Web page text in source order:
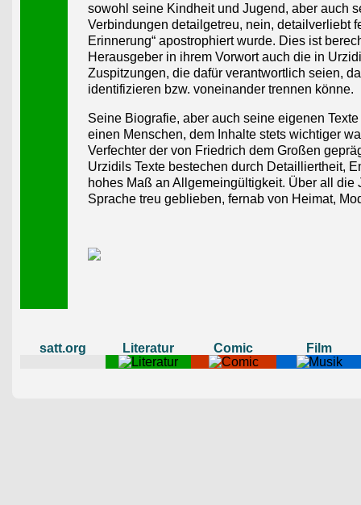
sowohl seine Kindheit und Jugend, aber auch
Verbindungen detailgetreu, nein, detailverliebt
Erinnerung“ apostrophiert wurde. Dies ist
Herausgeber in ihrem Vorwort auch die in
Zuspitzungen, die dafür verantwortlich seien,
identifizieren bzw. voneinander trennen könne.
Seine Biografie, aber auch seine eigenen
einen Menschen, dem Inhalte stets wichtiger
Verfechter der von Friedrich dem Großen
Urzidils Texte bestechen durch Detailliertheit,
hohes Maß an Allgemeingültigkeit. Über all
Sprache treu geblieben, fernab von Heimat,
satt.org Literatur Comic Film